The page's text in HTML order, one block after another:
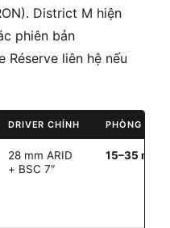
District M hiện
phiên bản
Réserve liên hệ nếu
DRIVER CHÍNH PHÒNG GỢI
28 mm ARID
+ BSC 7″
15–35 m²